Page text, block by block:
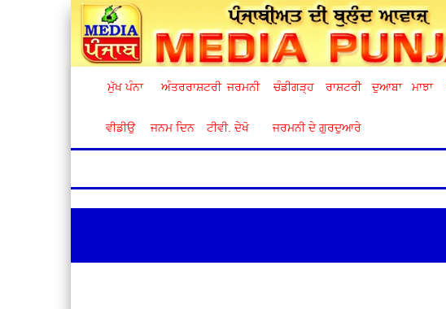
ਮੁੱਖ ਪੰਨਾ ਅੰਤਰਰਾਸ਼ਟਰੀ ਜਰਮਨੀ ਚੰਡੀਗੜ੍ਹ ਰਾਸ਼ਟਰੀ ਦੁਆਬਾ ਮਾਝਾ
ਵੀਡੀਉ ਜਨਮ ਦਿਨ ਟੀਵੀ. ਦੇਖੋ ਜਰਮਨੀ ਦੇ ਗੁਰਦੁਆਰੇ